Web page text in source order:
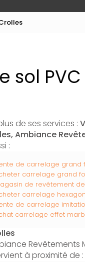
sol
de ses services :
Ambiance
:
de carrelage grand
carrelage grand
de revêtement
carrelage
de carrelage
carrelage effet
Revêtements
à proximité de :